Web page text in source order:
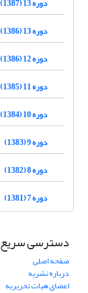
دوره 13 (1386)
دوره 12 (1386)
دوره 11 (1385)
دوره 10 (1384)
دوره 9 (1383)
دوره 8 (1382)
دوره 7 (1381)
دسترسی سریع
صفحه اصلی
درباره نشریه
اعضای هیات تحریریه